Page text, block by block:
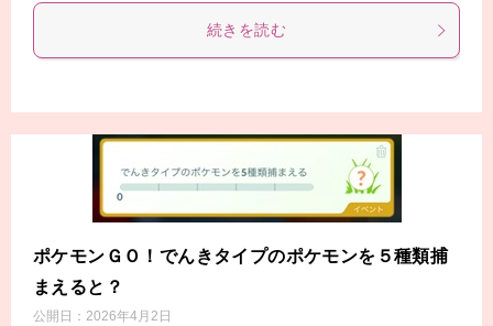
続きを読む
ポケモンＧＯ！でんきタイプのポケモンを５種類捕
まえると？
公開日： 2026年4月2日